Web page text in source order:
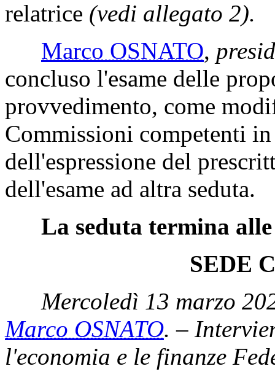
relatrice (vedi allegato 2).
Marco OSNATO,
concluso l'esame delle
provvedimento, come
Commissioni competenti
dell'espressione del
dell'esame ad altra seduta.
La seduta termina
SEDE
Mercoledì 13 marzo
Marco OSNATO. –
l'economia e le finanze